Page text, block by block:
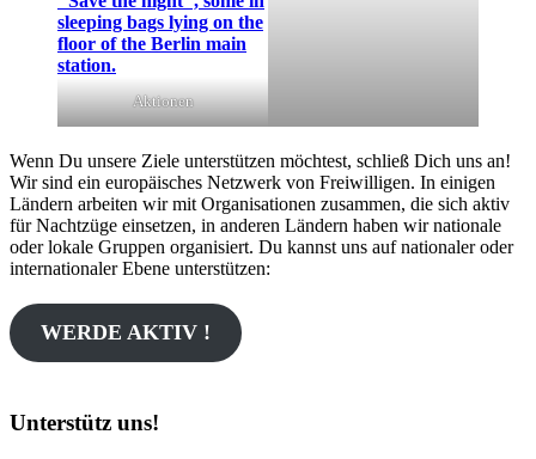
Aktionen
Wenn Du unsere Ziele unterstützen möchtest, schließ Dich uns an!
Wir sind ein europäisches Netzwerk von Freiwilligen. In einigen
Ländern arbeiten wir mit Organisationen zusammen, die sich aktiv
für Nachtzüge einsetzen, in anderen Ländern haben wir nationale
oder lokale Gruppen organisiert. Du kannst uns auf nationaler oder
internationaler Ebene unterstützen:
WERDE AKTIV !
Unterstütz uns!